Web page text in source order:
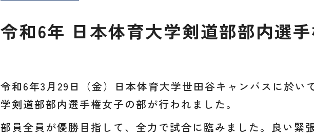
令和6年 日本体育大学剣道部部内選
令和6年3月29日（金）日本体育大学世田谷キャンパスに於い
学剣道部部内選手権女子の部が行われました。
部員全員が優勝目指して、全力で試合に臨みました。良い緊